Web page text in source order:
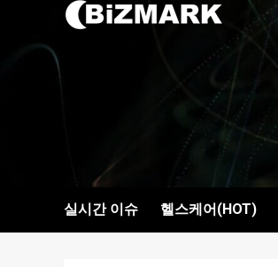
실시간 이슈 헬스케어(HOT)